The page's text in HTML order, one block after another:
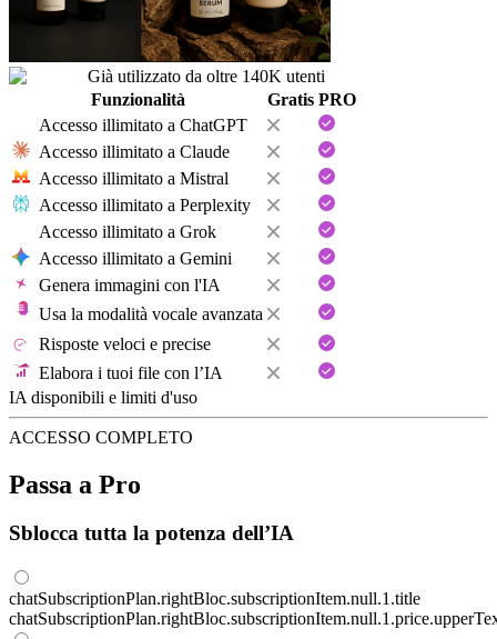
Già utilizzato da oltre 140K utenti
Funzionalità
Gratis PRO
Accesso illimitato a ChatGPT
Accesso illimitato a Claude
Accesso illimitato a Mistral
Accesso illimitato a Perplexity
Accesso illimitato a Grok
Accesso illimitato a Gemini
Genera immagini con l'IA
Usa la modalità vocale avanzata
Risposte veloci e precise
Elabora i tuoi file con l’IA
IA disponibili e limiti d'uso
ACCESSO COMPLETO
Passa a Pro
Sblocca tutta la potenza dell’IA
chatSubscriptionPlan.rightBloc.subscriptionItem.null.1.title